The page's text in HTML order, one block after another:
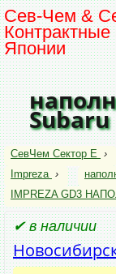
Сев-Чем &
Контрактные
Японии
СевЧем Сектор Е ›
Impreza ›
IMPREZA GD3
✔ в наличии